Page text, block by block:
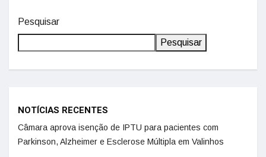
Pesquisar
Pesquisar
NOTÍCIAS RECENTES
Câmara aprova isenção de IPTU para pacientes com
Parkinson, Alzheimer e Esclerose Múltipla em Valinhos